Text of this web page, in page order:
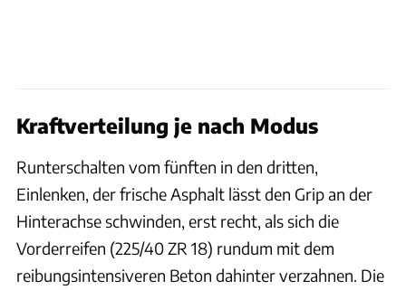
Kraftverteilung je nach Modus
Runterschalten vom fünften in den dritten,
Einlenken, der frische Asphalt lässt den Grip an der
Hinterachse schwinden, erst recht, als sich die
Vorderreifen (225/40 ZR 18) rundum mit dem
reibungsintensiveren Beton dahinter verzahnen. Die